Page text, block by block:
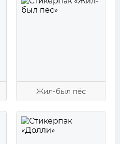
Жил-был пёс